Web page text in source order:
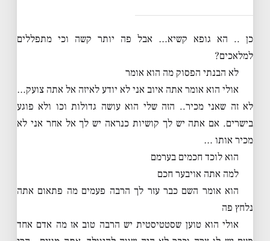
כן .. הא גופא קשיא… אבל פה יותר קשה וכי מתפללים
למלאכים?
לא הבנתי הפסוק מה הוא אומר
אולי הוא אומר אתה איוב אני לא יודע לאיזה אל אתה צועק…
לא זה שאני מכיר.. הזה שלי הוא עושה גדולות וכו ולא פוגע
בישרים. אם אתה יש לך קושיות כנראה יש לך אל אחר אני לא
מכיר אותו …
הוא לוכד חכמים בערמם
למה אתה אויבער חכם
הוא אומר השם כבר עזר לך הרבה פעמים מה פתאום אתה
נלחץ פה
אולי הוא טוען שסטטיסטית יש הרבה טוב אז מה אדם אחד